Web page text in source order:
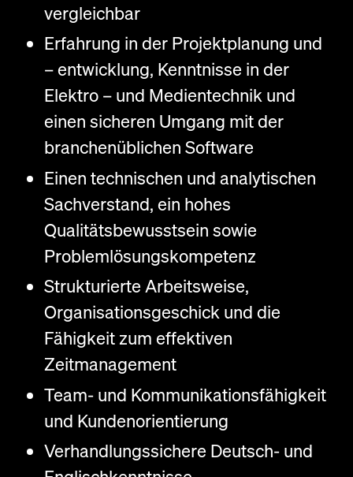
vergleichbar
Erfahrung in der Projektplanung und
– entwicklung, Kenntnisse in der
Elektro – und Medientechnik und
einen sicheren Umgang mit der
branchenüblichen Software
Einen technischen und analytischen
Sachverstand, ein hohes
Qualitätsbewusstsein sowie
Problemlösungskompetenz
Strukturierte Arbeitsweise,
Organisationsgeschick und die
Fähigkeit zum effektiven
Zeitmanagement
Team- und Kommunikationsfähigkeit
und Kundenorientierung
Verhandlungssichere Deutsch- und